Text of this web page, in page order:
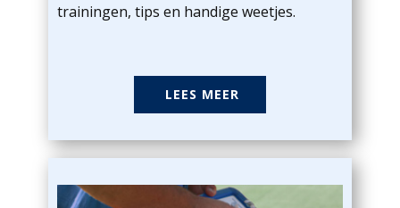
trainingen, tips en handige weetjes.
LEES MEER